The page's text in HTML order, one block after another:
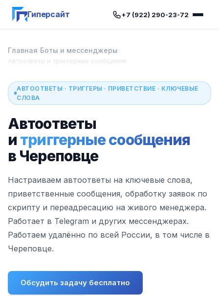
Гиперсайт +7 (922) 290-23-72
Главная›Боты и мессенджеры›
Автоответы и триггерные сообщения
АВТООТВЕТЫ · ТРИГГЕРЫ · ПРИВЕТСТВИЕ · КЛЮЧЕВЫЕ
СЛОВА
Автоответы
и триггерные сообщения
в Череповце
Настраиваем автоответы на ключевые слова,
приветственные сообщения, обработку заявок по
скрипту и переадресацию на живого менеджера.
Работает в Telegram и других мессенджерах.
Работаем удалённо по всей России, в том числе в
Череповце.
Обсудить задачу бесплатно